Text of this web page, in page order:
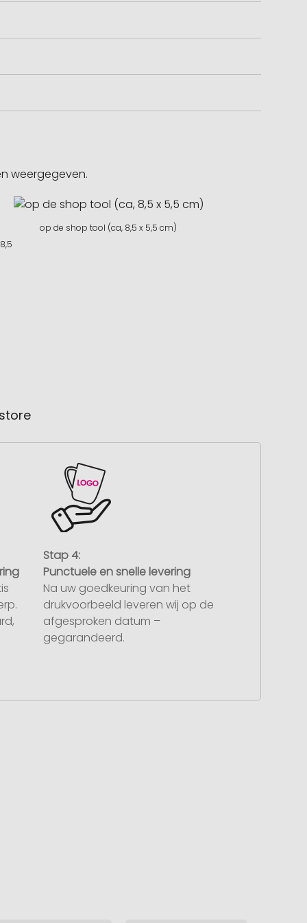
weergegeven.
op de shop tool (ca, 8,5 x 5,5 cm)
Stap 4:
Punctuele en snelle levering
Na uw goedkeuring van het
drukvoorbeeld leveren wij op de
afgesproken datum –
gegarandeerd.